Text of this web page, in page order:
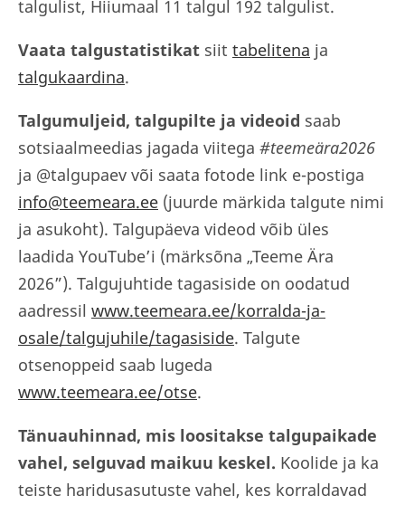
talgulist, Hiiumaal 11 talgul 192 talgulist.
Vaata talgustatistikat siit tabelitena ja
talgukaardina.
Talgumuljeid, talgupilte ja videoid saab
sotsiaalmeedias jagada viitega #teemeära2026
ja @talgupaev või saata fotode link e-postiga
info@teemeara.ee (juurde märkida talgute nimi
ja asukoht). Talgupäeva videod võib üles
laadida YouTube’i (märksõna „Teeme Ära
2026”). Talgujuhtide tagasiside on oodatud
aadressil www.teemeara.ee/korralda-ja-
osale/talgujuhile/tagasiside. Talgute
otsenoppeid saab lugeda
www.teemeara.ee/otse.
Tänuauhinnad, mis loositakse talgupaikade
vahel, selguvad maikuu keskel. Koolide ja ka
teiste haridusasutuste vahel, kes korraldavad